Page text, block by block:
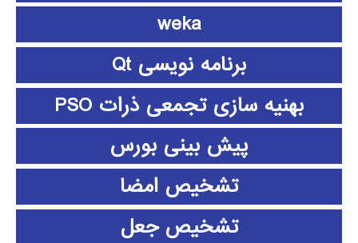
weka
برنامه نویسی Qt
بهنیه سازی تجمعی ذرات PSO
پیش بینی بورس
تشخیص امضا
تشخیص جعل